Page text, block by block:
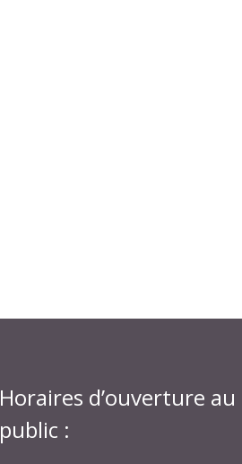
Horaires d’ouverture au
public :